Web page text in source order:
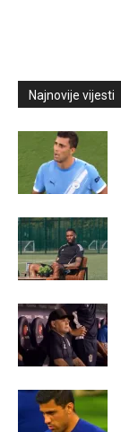
Najnovije vijesti